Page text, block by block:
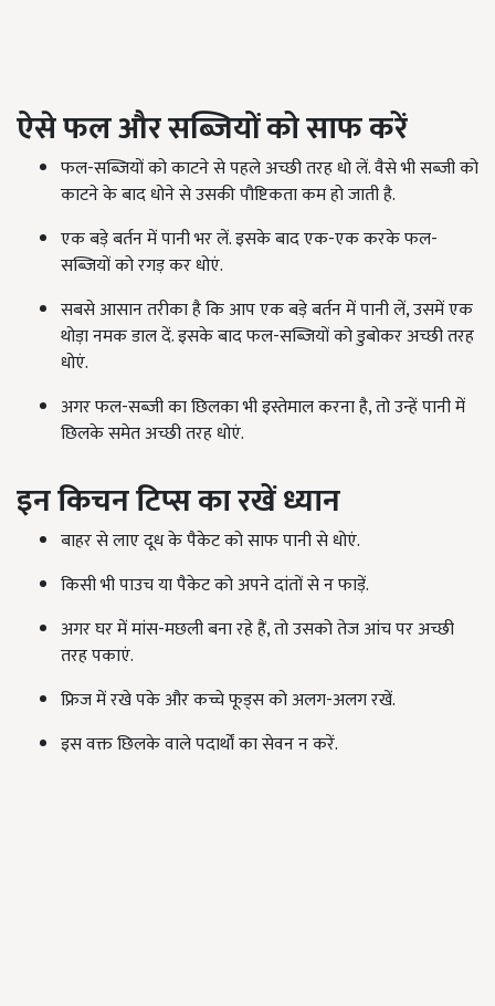
ऐसे फल और सब्जियों को साफ करें
फल-सब्जियों को काटने से पहले अच्छी तरह धो लें. वैसे भी सब्जी को
काटने के बाद धोने से उसकी पौष्टिकता कम हो जाती है.
एक बड़े बर्तन में पानी भर लें. इसके बाद एक-एक करके फल-
सब्जियों को रगड़ कर धोएं.
सबसे आसान तरीका है कि आप एक बड़े बर्तन में पानी लें, उसमें एक
थोड़ा नमक डाल दें. इसके बाद फल-सब्जियों को डुबोकर अच्छी तरह
धोएं.
अगर फल-सब्जी का छिलका भी इस्तेमाल करना है, तो उन्हें पानी में
छिलके समेत अच्छी तरह धोएं.
इन किचन टिप्स का रखें ध्यान
बाहर से लाए दूध के पैकेट को साफ पानी से धोएं.
किसी भी पाउच या पैकेट को अपने दांतों से न फाड़ें.
अगर घर में मांस-मछली बना रहे हैं, तो उसको तेज आंच पर अच्छी
तरह पकाएं.
फ्रिज में रखे पके और कच्चे फूड्स को अलग-अलग रखें.
इस वक्त छिलके वाले पदार्थों का सेवन न करें.